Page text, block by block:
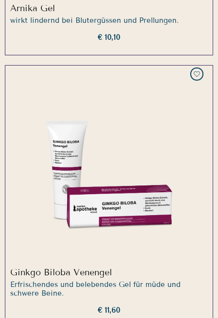
Arnika Gel
wirkt lindernd bei Blutergüssen und Prellungen.
€ 10,10
Ginkgo Biloba Venengel
Erfrischendes und belebendes Gel für müde und
schwere Beine.
€ 11,60